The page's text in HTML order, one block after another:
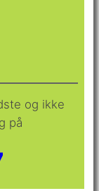
og ikke
på